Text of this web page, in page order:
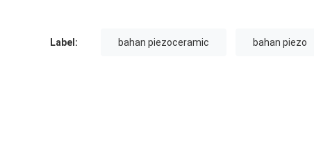
Label: bahan piezoceramic bahan piezo